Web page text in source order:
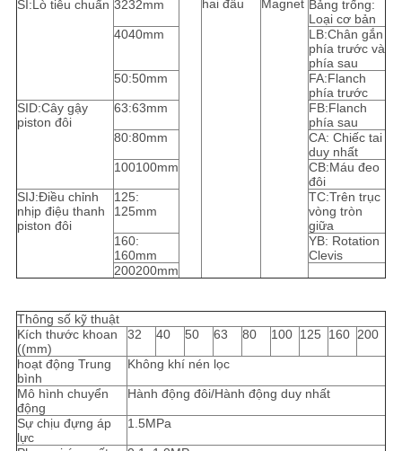
hai đầu
Magnet
SI:Lò tiêu chuẩn 3232mm
Bảng trống:
Loại cơ bản
4040mm
LB:Chân gắn
phía trước và
phía sau
50:50mm
FA:Flanch
phía trước
SID:Cây gậy
piston đôi
63:63mm
FB:Flanch
phía sau
80:80mm
CA: Chiếc tai
duy nhất
100100mm
CB:Máu đeo
đôi
SIJ:Điều chỉnh
nhịp điệu thanh
piston đôi
125:
125mm
TC:Trên trục
vòng tròn
giữa
160:
160mm
YB: Rotation
Clevis
200200mm
Thông số kỹ thuật
Kích thước khoan
((mm)
32 40 50 63 80 100 125 160 200
hoạt động Trung
bình
Không khí nén lọc
Mô hình chuyển
động
Hành động đôi/Hành động duy nhất
Sự chịu đựng áp
lực
1.5MPa